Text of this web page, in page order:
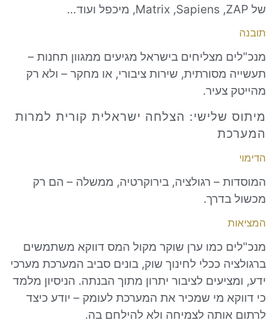
,
Sapiens
,
Matrix, מיכפל ועוד…
מצליחים בישראל מגיעים ממגוון תחנות –
שירות ציבורי, או מחקר – ולא רק
הצלחה ישראלית קורית למרות
– רגולציה, בירוקרטיה, ממשלה – הם רק
כמו ערן שוקר מקול המס דווקא משתמשים
ככלי לחינוך שוק, בונים סביב המערכת מערכי
לציבור יתרון מתוך הבנתה. הניסיון מלמד
מי שמכיר את המערכת לעומק – יודע כיצד
לצמיחה ולא להילחם בה.